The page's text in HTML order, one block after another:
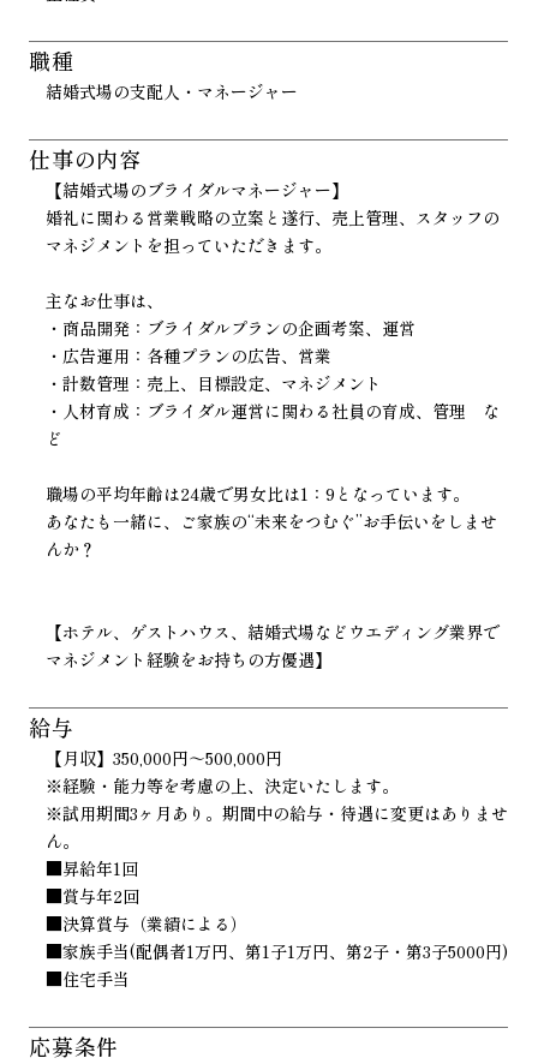
職種
結婚式場の支配人・マネージャー
仕事の内容
【結婚式場のブライダルマネージャー】
婚礼に関わる営業戦略の立案と遂行、売上管理、スタッフの
マネジメントを担っていただきます。
主なお仕事は、
・商品開発：ブライダルプランの企画考案、運営
・広告運用：各種プランの広告、営業
・計数管理：売上、目標設定、マネジメント
・人材育成：ブライダル運営に関わる社員の育成、管理 な
ど
職場の平均年齢は24歳で男女比は1：9となっています。
あなたも一緒に、ご家族の“未来をつむぐ”お手伝いをしませ
んか？
【ホテル、ゲストハウス、結婚式場などウエディング業界で
マネジメント経験をお持ちの方優遇】
給与
【月収】350,000円～500,000円
※経験・能力等を考慮の上、決定いたします。
※試用期間3ヶ月あり。期間中の給与・待遇に変更はありませ
ん。
■昇給年1回
■賞与年2回
■決算賞与（業績による）
■家族手当(配偶者1万円、第1子1万円、第2子・第3子5000円)
■住宅手当
応募条件